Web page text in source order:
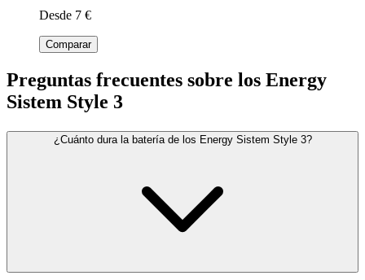
Desde 7 €
Comparar
Preguntas frecuentes sobre los Energy
Sistem Style 3
¿Cuánto dura la batería de los Energy Sistem Style 3?